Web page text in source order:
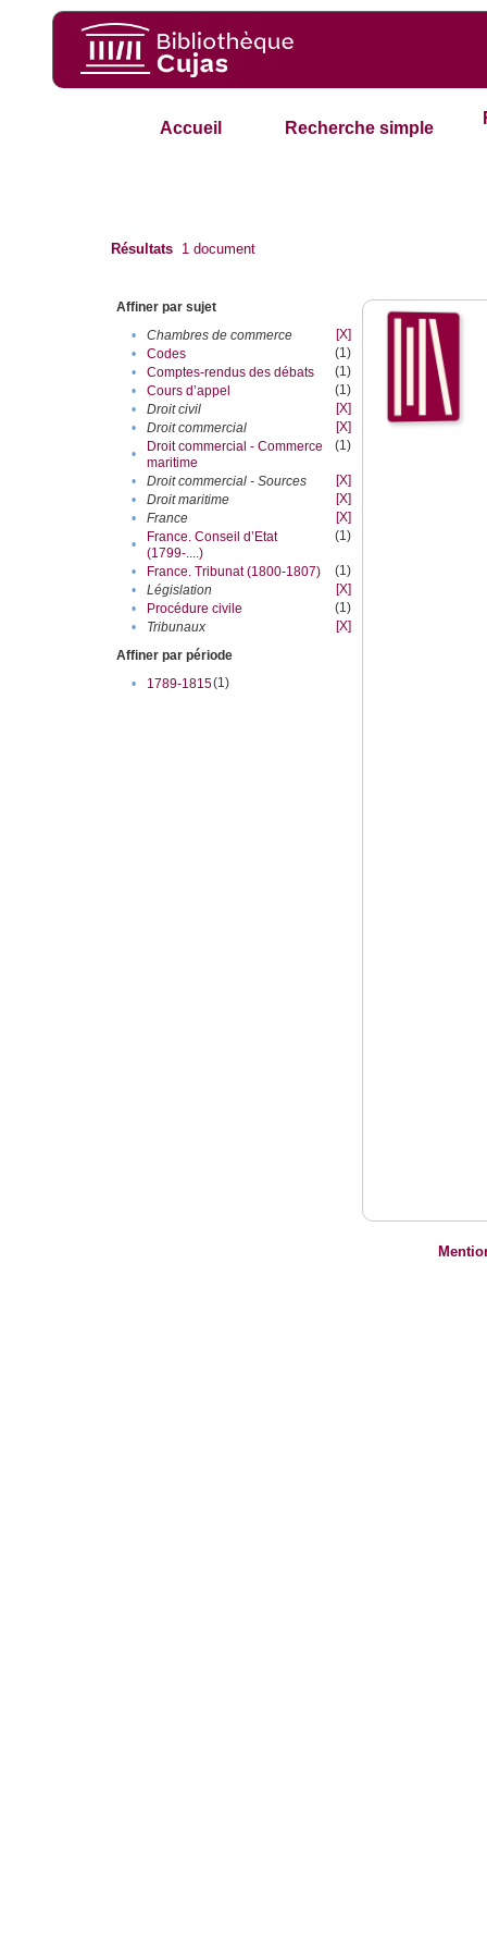
Accueil Recherche simple
Résultats 1 document
Affiner par sujet
•
Chambres de commerce
[X]
•
Codes
(1)
•
Comptes-rendus des débats
(1)
•
Cours d’appel
(1)
•
Droit civil
[X]
•
Droit commercial
[X]
•
Droit commercial - Commerce
maritime
(1)
• Droit commercial - Sources
[X]
•
Droit maritime
[X]
•
France
[X]
•
France. Conseil d’Etat
(1799-....)
(1)
• France. Tribunat (1800-1807)
(1)
•
Législation
[X]
•
Procédure civile
(1)
•
Tribunaux
[X]
Affiner par période
•
1789-1815(1)